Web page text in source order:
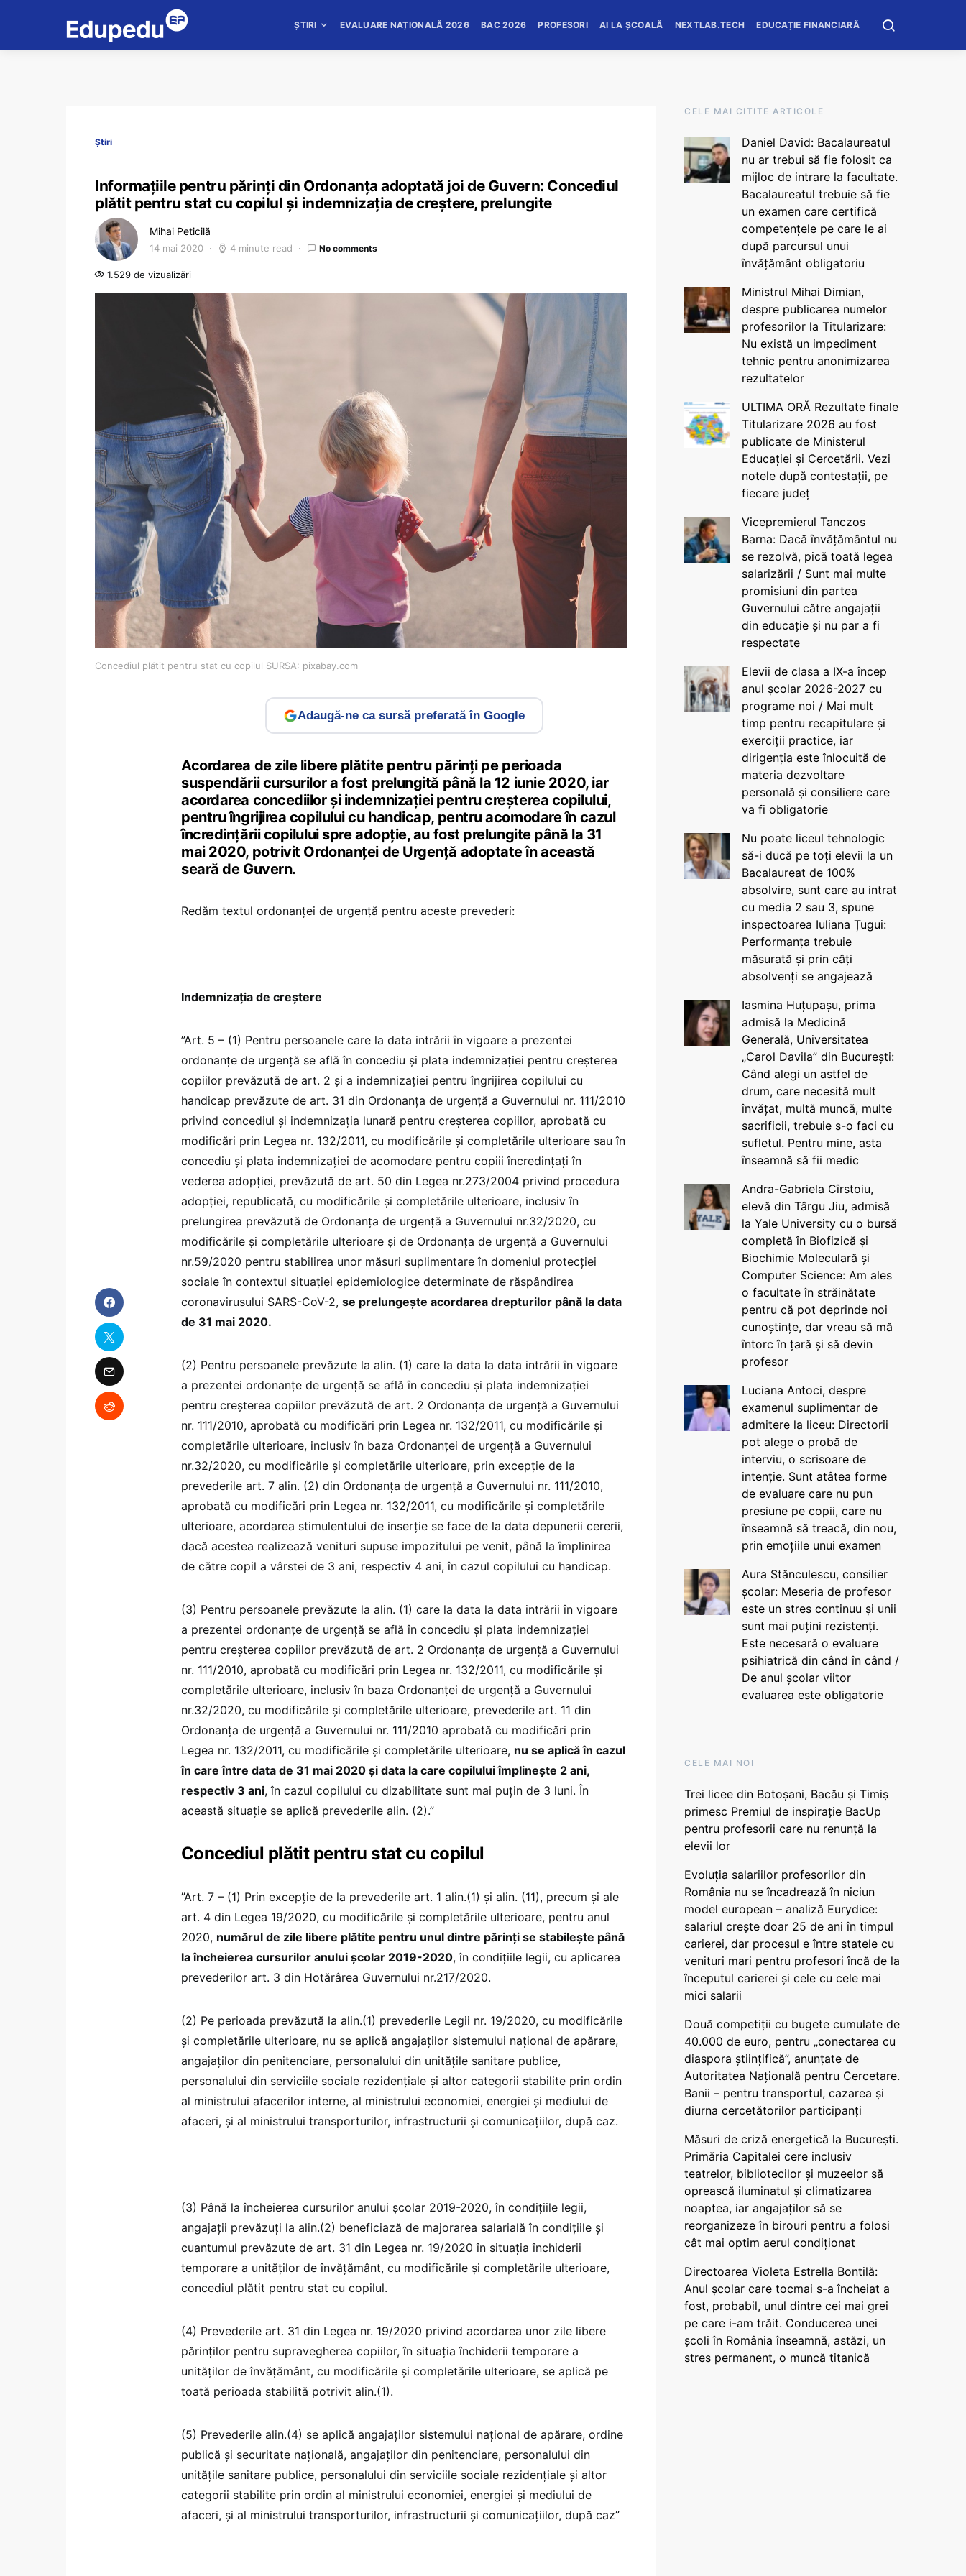
ȘTIRI EVALUARE NAȚIONALĂ 2026 BAC 2026 PROFESORI AI LA ȘCOALĂ NEXTLAB.TECH EDUCAȚIE FINANCIARĂ
Știri
Informațiile pentru părinți din Ordonanța adoptată joi de Guvern: Concediul
plătit pentru stat cu copilul și indemnizația de creștere, prelungite
Mihai Peticilă
14 mai 2020 4 minute read No comments
1.529 de vizualizări
Concediul plătit pentru stat cu copilul SURSA: pixabay.com
Adaugă-ne ca sursă preferată în Google
Acordarea de zile libere plătite pentru părinți pe perioada
suspendării cursurilor a fost prelungită până la 12 iunie 2020, iar
acordarea concediilor și indemnizației pentru creșterea copilului,
pentru îngrijirea copilului cu handicap, pentru acomodare în cazul
încredințării copilului spre adopție, au fost prelungite până la 31
mai 2020, potrivit Ordonanței de Urgență adoptate în această
seară de Guvern.
Redăm textul ordonanței de urgență pentru aceste prevederi:
Indemnizația de creștere
”Art. 5 – (1) Pentru persoanele care la data intrării în vigoare a prezentei
ordonanțe de urgență se află în concediu și plata indemnizației pentru creșterea
copiilor prevăzută de art. 2 și a indemnizației pentru îngrijirea copilului cu
handicap prevăzute de art. 31 din Ordonanţa de urgenţă a Guvernului nr. 111/2010
privind concediul și indemnizația lunară pentru creșterea copiilor, aprobată cu
modificări prin Legea nr. 132/2011, cu modificările şi completările ulterioare sau în
concediu și plata indemnizației de acomodare pentru copiii încredințați în
vederea adopției, prevăzută de art. 50 din Legea nr.273/2004 privind procedura
adopţiei, republicată, cu modificările și completările ulterioare, inclusiv în
prelungirea prevăzută de Ordonanța de urgență a Guvernului nr.32/2020, cu
modificările și completările ulterioare și de Ordonanța de urgență a Guvernului
nr.59/2020 pentru stabilirea unor măsuri suplimentare în domeniul protecţiei
sociale în contextul situaţiei epidemiologice determinate de răspândirea
coronavirusului SARS-CoV-2, se prelungește acordarea drepturilor până la data
de 31 mai 2020.
(2) Pentru persoanele prevăzute la alin. (1) care la data la data intrării în vigoare
a prezentei ordonanțe de urgență se află în concediu și plata indemnizației
pentru creșterea copiilor prevăzută de art. 2 Ordonanţa de urgenţă a Guvernului
nr. 111/2010, aprobată cu modificări prin Legea nr. 132/2011, cu modificările şi
completările ulterioare, inclusiv în baza Ordonanței de urgență a Guvernului
nr.32/2020, cu modificările și completările ulterioare, prin excepţie de la
prevederile art. 7 alin. (2) din Ordonanţa de urgenţă a Guvernului nr. 111/2010,
aprobată cu modificări prin Legea nr. 132/2011, cu modificările şi completările
ulterioare, acordarea stimulentului de inserţie se face de la data depunerii cererii,
dacă acestea realizează venituri supuse impozitului pe venit, până la împlinirea
de către copil a vârstei de 3 ani, respectiv 4 ani, în cazul copilului cu handicap.
(3) Pentru persoanele prevăzute la alin. (1) care la data la data intrării în vigoare
a prezentei ordonanțe de urgență se află în concediu și plata indemnizației
pentru creșterea copiilor prevăzută de art. 2 Ordonanţa de urgenţă a Guvernului
nr. 111/2010, aprobată cu modificări prin Legea nr. 132/2011, cu modificările şi
completările ulterioare, inclusiv în baza Ordonanței de urgență a Guvernului
nr.32/2020, cu modificările și completările ulterioare, prevederile art. 11 din
Ordonanţa de urgenţă a Guvernului nr. 111/2010 aprobată cu modificări prin
Legea nr. 132/2011, cu modificările şi completările ulterioare, nu se aplică în cazul
în care între data de 31 mai 2020 și data la care copilului împlinește 2 ani,
respectiv 3 ani, în cazul copilului cu dizabilitate sunt mai puțin de 3 luni. În
această situație se aplică prevederile alin. (2).”
Concediul plătit pentru stat cu copilul
”Art. 7 – (1) Prin excepție de la prevederile art. 1 alin.(1) și alin. (11), precum și ale
art. 4 din Legea 19/2020, cu modificările și completările ulterioare, pentru anul
2020, numărul de zile libere plătite pentru unul dintre părinți se stabilește până
la încheierea cursurilor anului școlar 2019-2020, în condițiile legii, cu aplicarea
prevederilor art. 3 din Hotărârea Guvernului nr.217/2020.
(2) Pe perioada prevăzută la alin.(1) prevederile Legii nr. 19/2020, cu modificările
și completările ulterioare, nu se aplică angajaților sistemului național de apărare,
angajaților din penitenciare, personalului din unitățile sanitare publice,
personalului din serviciile sociale rezidențiale și altor categorii stabilite prin ordin
al ministrului afacerilor interne, al ministrului economiei, energiei și mediului de
afaceri, și al ministrului transporturilor, infrastructurii și comunicațiilor, după caz.
(3) Până la încheierea cursurilor anului școlar 2019-2020, în condițiile legii,
angajații prevăzuți la alin.(2) beneficiază de majorarea salarială în condițiile și
cuantumul prevăzute de art. 31 din Legea nr. 19/2020 în situaţia închiderii
temporare a unităţilor de învăţământ, cu modificările şi completările ulterioare,
concediul plătit pentru stat cu copilul.
(4) Prevederile art. 31 din Legea nr. 19/2020 privind acordarea unor zile libere
părinţilor pentru supravegherea copiilor, în situaţia închiderii temporare a
unităţilor de învăţământ, cu modificările şi completările ulterioare, se aplică pe
toată perioada stabilită potrivit alin.(1).
(5) Prevederile alin.(4) se aplică angajaților sistemului național de apărare, ordine
publică și securitate națională, angajaților din penitenciare, personalului din
unitățile sanitare publice, personalului din serviciile sociale rezidențiale și altor
categorii stabilite prin ordin al ministrului economiei, energiei și mediului de
afaceri, și al ministrului transporturilor, infrastructurii și comunicațiilor, după caz”
CELE MAI CITITE ARTICOLE
Daniel David: Bacalaureatul
nu ar trebui să fie folosit ca
mijloc de intrare la facultate.
Bacalaureatul trebuie să fie
un examen care certifică
competențele pe care le ai
după parcursul unui
învățământ obligatoriu
Ministrul Mihai Dimian,
despre publicarea numelor
profesorilor la Titularizare:
Nu există un impediment
tehnic pentru anonimizarea
rezultatelor
ULTIMA ORĂ Rezultate finale
Titularizare 2026 au fost
publicate de Ministerul
Educației și Cercetării. Vezi
notele după contestații, pe
fiecare județ
Vicepremierul Tanczos
Barna: Dacă învățământul nu
se rezolvă, pică toată legea
salarizării / Sunt mai multe
promisiuni din partea
Guvernului către angajații
din educație și nu par a fi
respectate
Elevii de clasa a IX-a încep
anul școlar 2026-2027 cu
programe noi / Mai mult
timp pentru recapitulare și
exerciții practice, iar
dirigenția este înlocuită de
materia dezvoltare
personală și consiliere care
va fi obligatorie
Nu poate liceul tehnologic
să-i ducă pe toți elevii la un
Bacalaureat de 100%
absolvire, sunt care au intrat
cu media 2 sau 3, spune
inspectoarea Iuliana Țugui:
Performanța trebuie
măsurată și prin câți
absolvenți se angajează
Iasmina Huțupașu, prima
admisă la Medicină
Generală, Universitatea
„Carol Davila” din București:
Când alegi un astfel de
drum, care necesită mult
învățat, multă muncă, multe
sacrificii, trebuie s-o faci cu
sufletul. Pentru mine, asta
înseamnă să fii medic
Andra-Gabriela Cîrstoiu,
elevă din Târgu Jiu, admisă
la Yale University cu o bursă
completă în Biofizică și
Biochimie Moleculară și
Computer Science: Am ales
o facultate în străinătate
pentru că pot deprinde noi
cunoștințe, dar vreau să mă
întorc în țară și să devin
profesor
Luciana Antoci, despre
examenul suplimentar de
admitere la liceu: Directorii
pot alege o probă de
interviu, o scrisoare de
intenție. Sunt atâtea forme
de evaluare care nu pun
presiune pe copii, care nu
înseamnă să treacă, din nou,
prin emoțiile unui examen
Aura Stănculescu, consilier
școlar: Meseria de profesor
este un stres continuu și unii
sunt mai puțini rezistenți.
Este necesară o evaluare
psihiatrică din când în când /
De anul școlar viitor
evaluarea este obligatorie
CELE MAI NOI
Trei licee din Botoșani, Bacău și Timiș
primesc Premiul de inspirație BacUp
pentru profesorii care nu renunță la
elevii lor
Evoluția salariilor profesorilor din
România nu se încadrează în niciun
model european – analiză Eurydice:
salariul crește doar 25 de ani în timpul
carierei, dar procesul e între statele cu
venituri mari pentru profesori încă de la
începutul carierei și cele cu cele mai
mici salarii
Două competiții cu bugete cumulate de
40.000 de euro, pentru „conectarea cu
diaspora științifică”, anunțate de
Autoritatea Națională pentru Cercetare.
Banii – pentru transportul, cazarea și
diurna cercetătorilor participanți
Măsuri de criză energetică la București.
Primăria Capitalei cere inclusiv
teatrelor, bibliotecilor și muzeelor să
oprească iluminatul și climatizarea
noaptea, iar angajaților să se
reorganizeze în birouri pentru a folosi
cât mai optim aerul condiționat
Directoarea Violeta Estrella Bontilă:
Anul școlar care tocmai s-a încheiat a
fost, probabil, unul dintre cei mai grei
pe care i-am trăit. Conducerea unei
școli în România înseamnă, astăzi, un
stres permanent, o muncă titanică